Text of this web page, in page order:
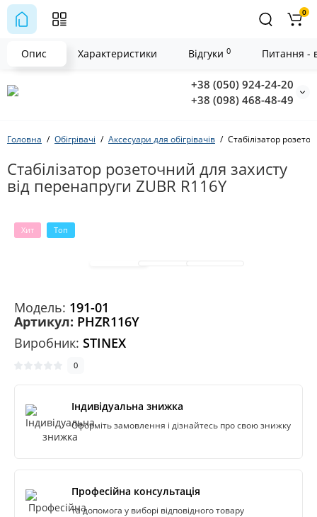
+38 (050) 924-24-20
+38 (098) 468-48-49
0
Головна Обігрівачі Аксесуари для обігрівачів Стабілізатор
Стабілізатор розеточний для захисту
від перенапруги ZUBR R116Y
Хит Топ
Модeль: 191-01
Артикул: РНZR116Y
Виробник: STINEX
0
Індивідуальна знижка
Оформіть замовлення і дізнайтесь про свою знижку
Професійна консультація
та допомога у виборі відповідного товару
Опис Характеристики Відгуки 0 Питання -